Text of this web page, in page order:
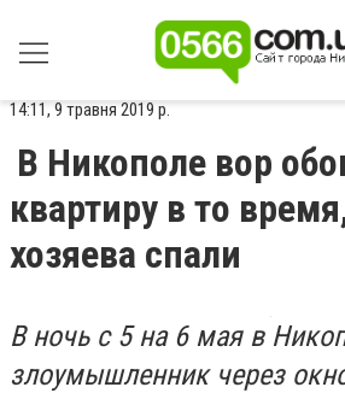
14:11, 9 травня 2019 р.
В Никополе вор
квартиру в то
хозяева спали
В ночь с 5 на 6 мая в
злоумышленник через